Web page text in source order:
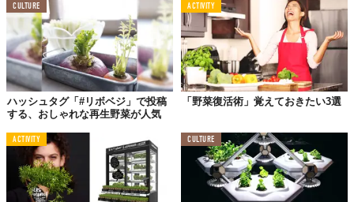
六本木・AXIS内にあるインテリアショップ「LIVING MOTIF」で
は、2016年1月13日から2月7日にかけて「Plantui」フェアが開
催。通常はホワイトのみの取り扱いですが、期間中はグレー・レ
ッドを含めた3色がチェックできます。
自宅でカンタンに水耕栽培ができるだけでも魅力的ですが、照明
として使っても素敵なのだとか。実際に見てみたいですね。
以下に、製品ページに掲載されている、栽培可能な24種の植物と
栽培期間の目安を紹介します。参考にしてみてね。
CULTURE
ハッシュタグ「#リボベジ」で投稿
する、おしゃれな再生野菜が人気
ACTIVITY
「野菜復活術」覚えておきたい3選
ACTIVITY CULTURE